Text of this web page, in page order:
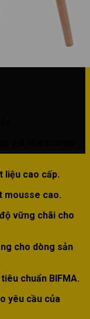
với nhu cầu sử
cao cấp.
cao.
chãi cho
cho dòng sản
BIFMA.
yêu cầu của